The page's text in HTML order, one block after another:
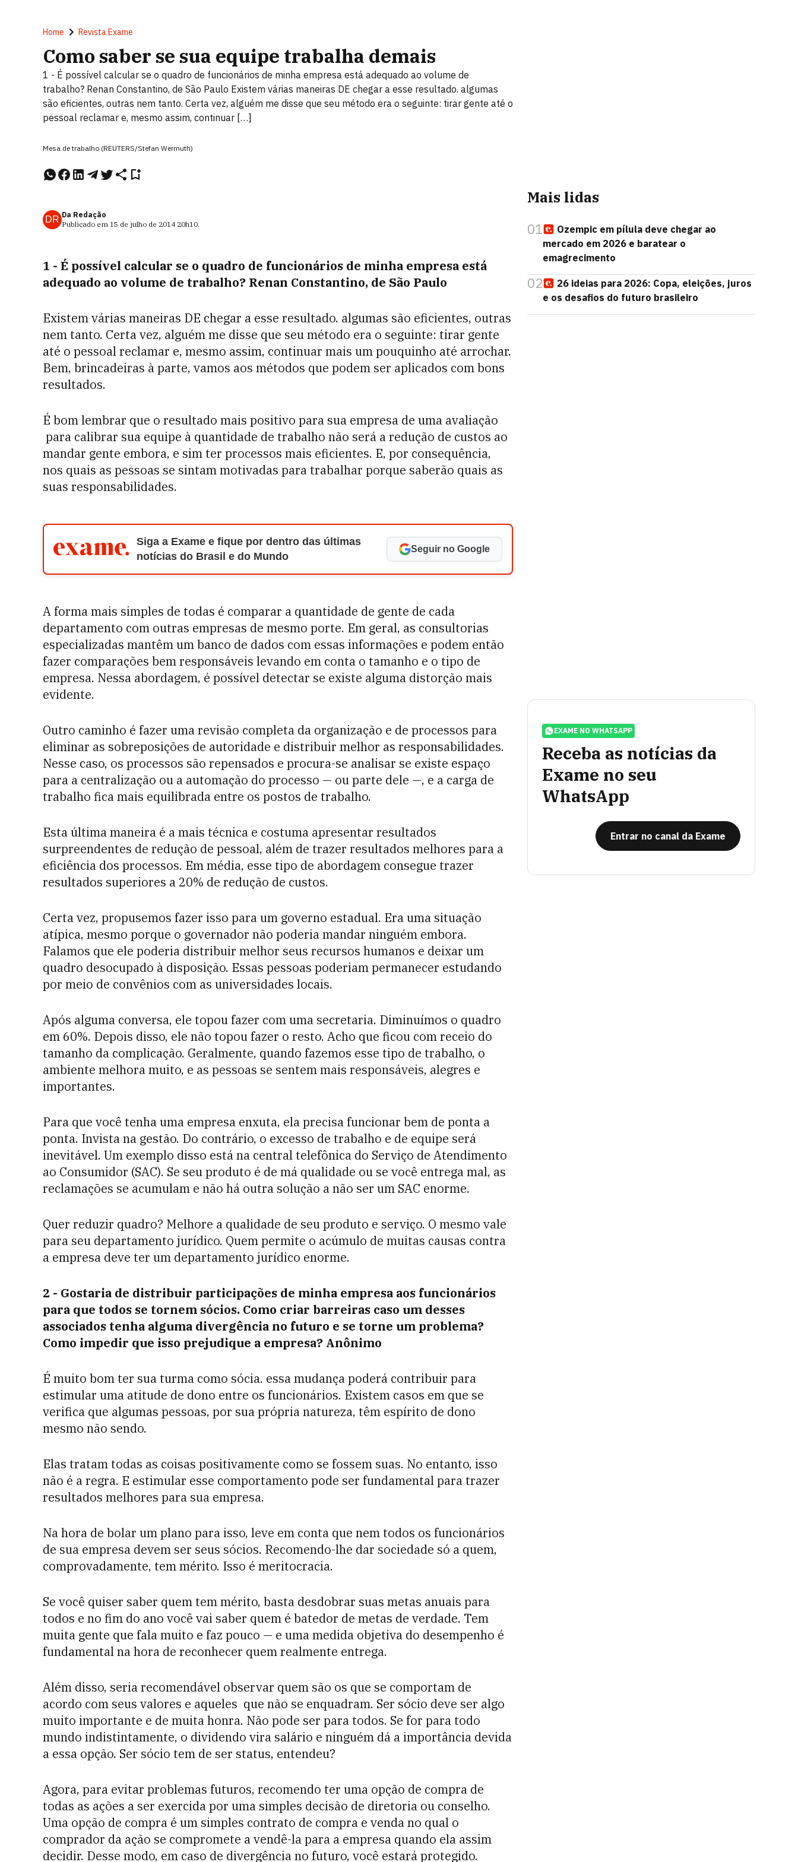
Home Revista Exame
Como saber se sua equipe trabalha demais
1 - É possível calcular se o quadro de funcionários de minha empresa está adequado ao volume de
trabalho? Renan Constantino, de São Paulo Existem várias maneiras DE chegar a esse resultado. algumas
são eficientes, outras nem tanto. Certa vez, alguém me disse que seu método era o seguinte: tirar gente até o
pessoal reclamar e, mesmo assim, continuar […]
Mesa de trabalho (REUTERS/Stefan Wermuth)
DR Da Redação
Publicado em 15 de julho de 2014 20h10.
1 - É possível calcular se o quadro de funcionários de minha empresa está
adequado ao volume de trabalho? Renan Constantino, de São Paulo
Existem várias maneiras DE chegar a esse resultado. algumas são eficientes, outras
nem tanto. Certa vez, alguém me disse que seu método era o seguinte: tirar gente
até o pessoal reclamar e, mesmo assim, continuar mais um pouquinho até arrochar.
Bem, brincadeiras à parte, vamos aos métodos que podem ser aplicados com bons
resultados.
É bom lembrar que o resultado mais positivo para sua empresa de uma avaliação
para calibrar sua equipe à quantidade de trabalho não será a redução de custos ao
mandar gente embora, e sim ter processos mais eficientes. E, por consequência,
nos quais as pessoas se sintam motivadas para trabalhar porque saberão quais as
suas responsabilidades.
Siga a Exame e fique por dentro das últimas
notícias do Brasil e do Mundo
Seguir no Google
A forma mais simples de todas é comparar a quantidade de gente de cada
departamento com outras empresas de mesmo porte. Em geral, as consultorias
especializadas mantêm um banco de dados com essas informações e podem então
fazer comparações bem responsáveis levando em conta o tamanho e o tipo de
empresa. Nessa abordagem, é possível detectar se existe alguma distorção mais
evidente.
Outro caminho é fazer uma revisão completa da organização e de processos para
eliminar as sobreposições de autoridade e distribuir melhor as responsabilidades.
Nesse caso, os processos são repensados e procura-se analisar se existe espaço
para a centralização ou a automação do processo — ou parte dele —, e a carga de
trabalho fica mais equilibrada entre os postos de trabalho.
Esta última maneira é a mais técnica e costuma apresentar resultados
surpreendentes de redução de pessoal, além de trazer resultados melhores para a
eficiência dos processos. Em média, esse tipo de abordagem consegue trazer
resultados superiores a 20% de redução de custos.
Certa vez, propusemos fazer isso para um governo estadual. Era uma situação
atípica, mesmo porque o governador não poderia mandar ninguém embora.
Falamos que ele poderia distribuir melhor seus recursos humanos e deixar um
quadro desocupado à disposição. Essas pessoas poderiam permanecer estudando
por meio de convênios com as universidades locais.
Após alguma conversa, ele topou fazer com uma secretaria. Diminuímos o quadro
em 60%. Depois disso, ele não topou fazer o resto. Acho que ficou com receio do
tamanho da complicação. Geralmente, quando fazemos esse tipo de trabalho, o
ambiente melhora muito, e as pessoas se sentem mais responsáveis, alegres e
importantes.
Para que você tenha uma empresa enxuta, ela precisa funcionar bem de ponta a
ponta. Invista na gestão. Do contrário, o excesso de trabalho e de equipe será
inevitável. Um exemplo disso está na central telefônica do Serviço de Atendimento
ao Consumidor (SAC). Se seu produto é de má qualidade ou se você entrega mal, as
reclamações se acumulam e não há outra solução a não ser um SAC enorme.
Quer reduzir quadro? Melhore a qualidade de seu produto e serviço. O mesmo vale
para seu departamento jurídico. Quem permite o acúmulo de muitas causas contra
a empresa deve ter um departamento jurídico enorme.
2 - Gostaria de distribuir participações de minha empresa aos funcionários
para que todos se tornem sócios. Como criar barreiras caso um desses
associados tenha alguma divergência no futuro e se torne um problema?
Como impedir que isso prejudique a empresa? Anônimo
É muito bom ter sua turma como sócia. essa mudança poderá contribuir para
estimular uma atitude de dono entre os funcionários. Existem casos em que se
verifica que algumas pessoas, por sua própria natureza, têm espírito de dono
mesmo não sendo.
Elas tratam todas as coisas positivamente como se fossem suas. No entanto, isso
não é a regra. E estimular esse comportamento pode ser fundamental para trazer
resultados melhores para sua empresa.
Na hora de bolar um plano para isso, leve em conta que nem todos os funcionários
de sua empresa devem ser seus sócios. Recomendo-lhe dar sociedade só a quem,
comprovadamente, tem mérito. Isso é meritocracia.
Se você quiser saber quem tem mérito, basta desdobrar suas metas anuais para
todos e no fim do ano você vai saber quem é batedor de metas de verdade. Tem
muita gente que fala muito e faz pouco — e uma medida objetiva do desempenho é
fundamental na hora de reconhecer quem realmente entrega.
Além disso, seria recomendável observar quem são os que se comportam de
acordo com seus valores e aqueles que não se enquadram. Ser sócio deve ser algo
muito importante e de muita honra. Não pode ser para todos. Se for para todo
mundo indistintamente, o dividendo vira salário e ninguém dá a importância devida
a essa opção. Ser sócio tem de ser status, entendeu?
Agora, para evitar problemas futuros, recomendo ter uma opção de compra de
todas as ações a ser exercida por uma simples decisão de diretoria ou conselho.
Uma opção de compra é um simples contrato de compra e venda no qual o
comprador da ação se compromete a vendê-la para a empresa quando ela assim
decidir. Desse modo, em caso de divergência no futuro, você estará protegido.
Mais lidas
01
Ozempic em pílula deve chegar ao
mercado em 2026 e baratear o
emagrecimento
02
26 ideias para 2026: Copa, eleições, juros
e os desafios do futuro brasileiro
EXAME NO WHATSAPP
Receba as notícias da
Exame no seu
WhatsApp
Entrar no canal da Exame